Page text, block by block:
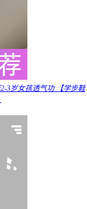
3岁女孩透气功 【学步鞋